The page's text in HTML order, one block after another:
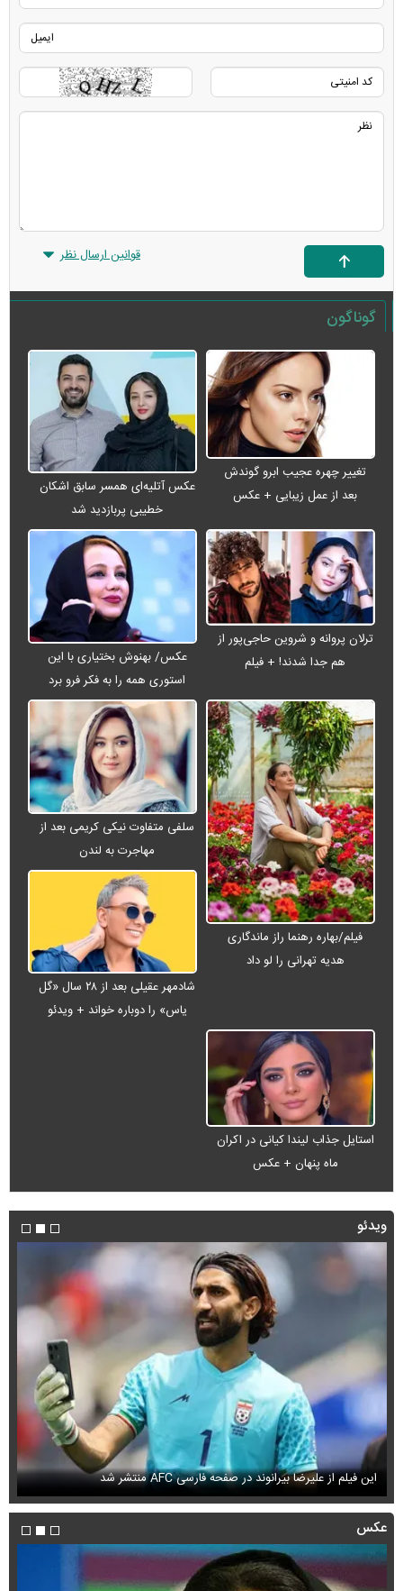
قوانین ارسال نظر
گوناگون
تغییر چهره عجیب ابرو گوندش
بعد از عمل زیبایی + عکس
عکس آتلیه‌ای همسر سابق اشکان
خطیبی پربازدید شد
ترلان پروانه و شروین حاجی‌پور از
هم جدا شدند! + فیلم
عکس/ بهنوش بختیاری با این
استوری همه را به فکر فرو برد
فیلم/بهاره رهنما راز ماندگاری
هدیه تهرانی را لو داد
سلفی متفاوت نیکی کریمی بعد از
مهاجرت به لندن
شادمهر عقیلی بعد از ۲۸ سال «گل
یاس» را دوباره خواند + ویدئو
استایل جذاب لیندا کیانی در اکران
ماه پنهان + عکس
ویدئو
این فیلم از علیرضا بیرانوند در صفحه فارسی AFC منتشر شد
عکس